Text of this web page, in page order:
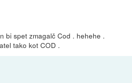
bi spet zmagalč Cod . hehehe .
tako kot COD .